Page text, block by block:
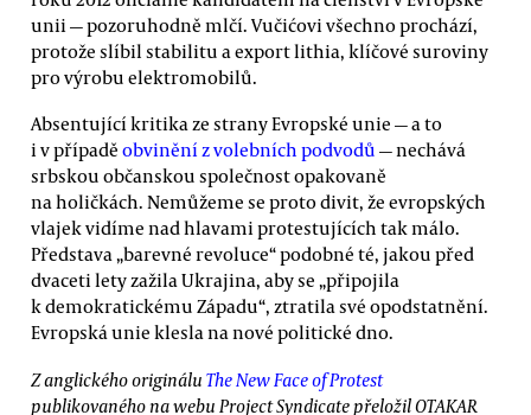
unii — pozoruhodně mlčí. Vučićovi všechno prochází,
protože slíbil stabilitu a export lithia, klíčové suroviny
pro výrobu elektromobilů.
Absentující kritika ze strany Evropské unie — a to
i v případě obvinění z volebních podvodů — nechává
srbskou občanskou společnost opakovaně
na holičkách. Nemůžeme se proto divit, že evropských
vlajek vidíme nad hlavami protestujících tak málo.
Představa „barevné revoluce“ podobné té, jakou před
dvaceti lety zažila Ukrajina, aby se „připojila
k demokratickému Západu“, ztratila své opodstatnění.
Evropská unie klesla na nové politické dno.
Z anglického originálu The New Face of Protest
publikovaného na webu Project Syndicate přeložil OTAKAR